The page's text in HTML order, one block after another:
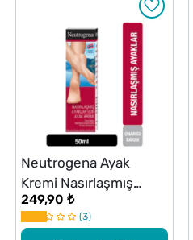
Neutrogena Ayak
Kremi Nasırlaşmış
Ayaklar İçin 50 ml
249,90 ₺
3